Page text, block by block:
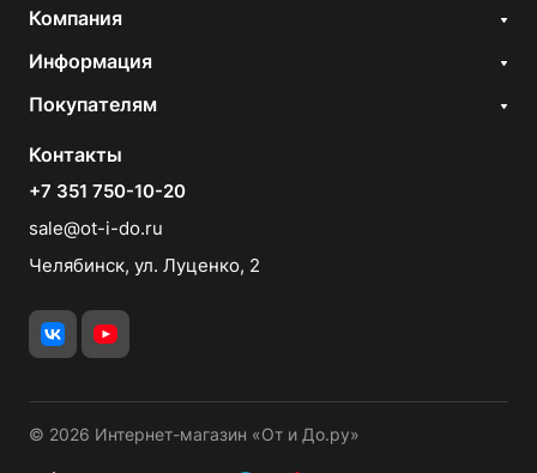
Компания
Информация
Покупателям
Контакты
+7 351 750-10-20
sale@ot-i-do.ru
Челябинск, ул. Луценко, 2
© 2026 Интернет-магазин «От и До.ру»